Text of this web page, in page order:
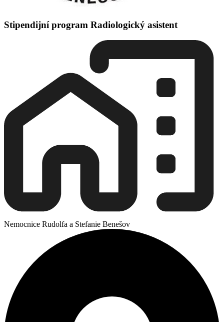
Stipendijní program Radiologický asistent
Nemocnice Rudolfa a Stefanie Benešov